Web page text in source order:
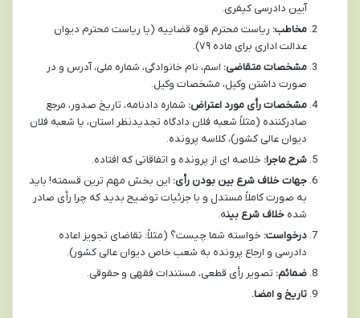
آیین دادرسی کیفری.
مخاطب: ریاست محترم قوه قضاییه (یا ریاست محترم دیوان
عدالت اداری برای ماده ۷۹).
مشخصات متقاضی: اسم، نام خانوادگی، شماره ملی، آدرس و در
صورت داشتن وکیل، مشخصات وکیل.
مشخصات رأی مورد اعتراض: شماره دادنامه، تاریخ صدور، مرجع
صادرکننده (مثلاً شعبه فلان دادگاه تجدیدنظر استان، یا شعبه فلان
دیوان عالی کشور)، کلاسه پرونده.
شرح ماجرا: خلاصه ای از پرونده و اتفاقاتی که افتاده.
جهات خلاف شرع بین بودن رأی: این بخش مهم ترین قسمته! باید
به صورت کاملاً مستدل و با جزئیات توضیح بدید که چرا رأی صادر
شده خلاف شرع بینه.
درخواست: خواسته شما چیست؟ (مثلاً: تقاضای تجویز اعاده
دادرسی و ارجاع پرونده به شعب خاص دیوان عالی کشور).
ضمائم: تصویر رأی قطعی، مستندات فقهی و حقوقی.
تاریخ و امضا.